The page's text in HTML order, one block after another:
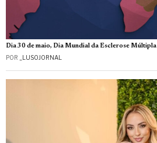
Dia 30 de maio, Dia Mundial da Esclerose Múltipla
POR _LUSOJORNAL